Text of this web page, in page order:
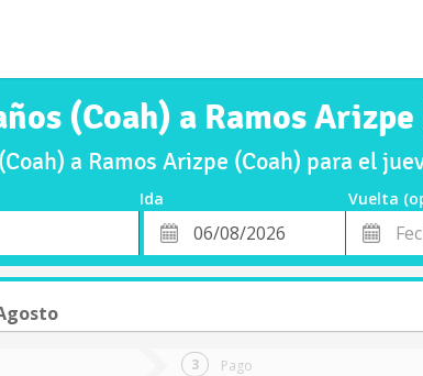
(Coah) a Ramos Arizpe
a Ramos Arizpe (Coah) para el
Ida
Vuelta
Fecha
de
Fecha
de
Vuelta
Pago